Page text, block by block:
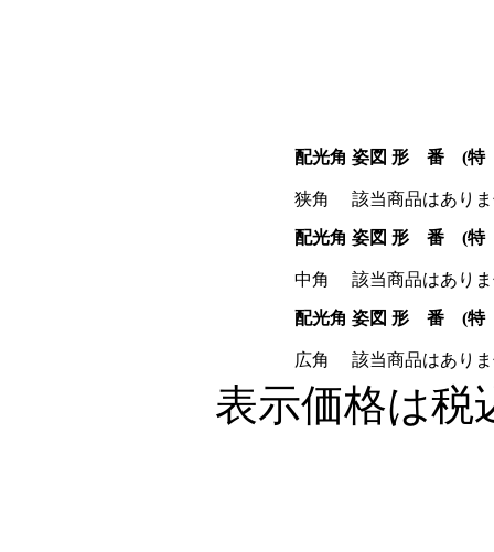
配光角 姿図 形 番 (特
狭角 該当商品はあり
配光角 姿図 形 番 (特
中角 該当商品はあり
配光角 姿図 形 番 (特
広角 該当商品はあり
表示価格は税